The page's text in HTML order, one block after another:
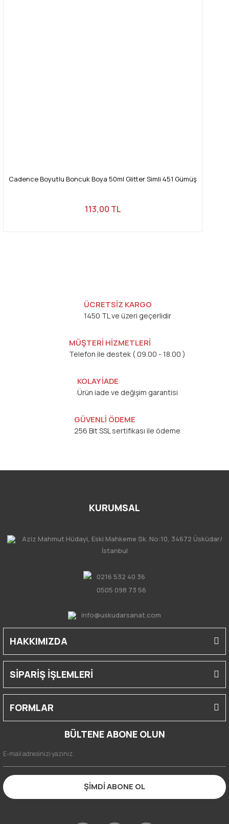
Cadence Boyutlu Boncuk Boya 50ml Glitter Simli 451 Gümüş
113,00 TL
ÜCRETSİZ KARGO
1450 TL ve üzeri geçerlidir
MÜŞTERİ HİZMETLERİ
Telefon ile destek ( 09.00 - 18.00 )
KOLAY İADE
Ürün iade ve değişim garantisi
GÜVENLİ ÖDEME
256 Bit SSL sertifikası ile ödeme
KURUMSAL
Aziz Mahmut Hüdayi, Eski Mahkeme Sk. No:10, 34672 Üsküdar/
İstanbul
0216 532 40 36
0505 098 73 56
info@uskudarsanat.com
HAKKIMIZDA
SİPARİŞ İŞLEMLERİ
FORMLAR
BÜLTENE ABONE OLUN
ŞİMDİ ABONE OL